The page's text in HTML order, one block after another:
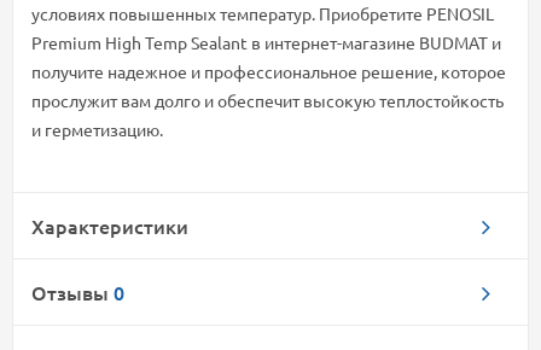
условиях повышенных температур. Приобретите PENOSIL
Premium High Temp Sealant в интернет-магазине BUDMAT и
получите надежное и профессиональное решение, которое
прослужит вам долго и обеспечит высокую теплостойкость
и герметизацию.
Характеристики
Отзывы 0